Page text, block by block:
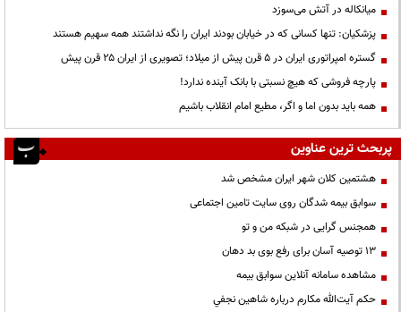
میانکاله در آتش می‌سوزد
پزشکیان: تنها کسانی که در خیابان بودند ایران را نگه نداشتند همه سهیم هستند
گستره امپراتوری ایران در ۵ قرن پیش از میلاد؛ تصویری از ایران ۲۵ قرن پیش
پارچه فروشی که هیچ نسبتی با بانک آینده ندارد!
همه باید بدون اما و اگر، مطیع امام انقلاب باشیم
پربحث ترین عناوین
هشتمین کلان شهر ایران مشخص شد
سوابق بیمه شدگان روی سایت تامین اجتماعی
همجنس گرایی در شبکه من و تو
13 توصیه آسان برای رفع بوی بد دهان
مشاهده سامانه آنلاين سوابق بیمه
حكم آيت‌الله مكارم درباره شاهين نجفي